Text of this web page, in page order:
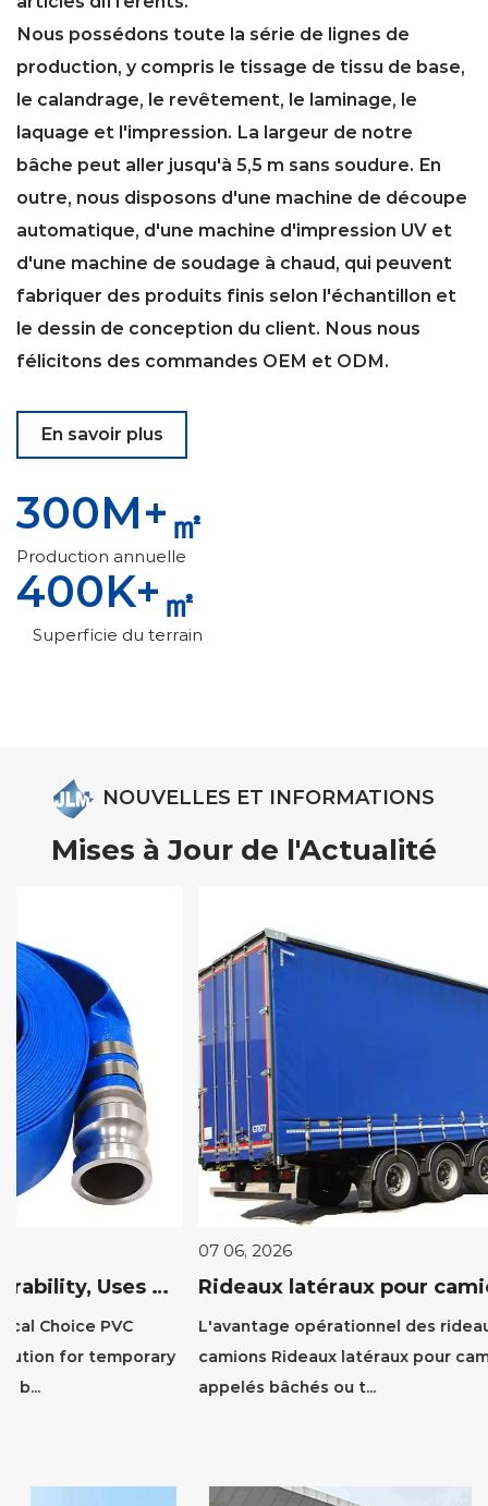
Nous possédons toute la série de lignes de
production, y compris le tissage de tissu de base,
le calandrage, le revêtement, le laminage, le
laquage et l'impression. La largeur de notre
bâche peut aller jusqu'à 5,5 m sans soudure. En
outre, nous disposons d'une machine de découpe
automatique, d'une machine d'impression UV et
d'une machine de soudage à chaud, qui peuvent
fabriquer des produits finis selon l'échantillon et
le dessin de conception du client. Nous nous
félicitons des commandes OEM et ODM.
En savoir plus
300M+ ㎡
Production annuelle
400K+ ㎡
Superficie du terrain
NOUVELLES ET INFORMATIONS
Mises à Jour de l'Actualité
Rideaux latéraux pour camion : avantages, types et guide d'installation
L'avantage opérationnel des rideaux latéraux pour
camions Rideaux latéraux pour camions , également
appelés bâchés ou t...